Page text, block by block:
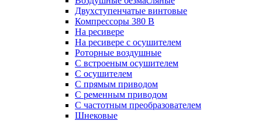
Двухступенчатые винтовые
Компрессоры 380 В
На ресивере
На ресивере с осушителем
Роторные воздушные
С встроеным осушителем
С осушителем
С прямым приводом
С ременным приводом
С частотным преобразователем
Шнековые